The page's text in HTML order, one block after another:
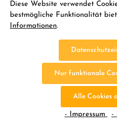
Carson 1:14 LR
Diese Website verwendet
bestmögliche Funktionalität
Informationen.
Nur funktionale
Alle Cookies
- Impressum -